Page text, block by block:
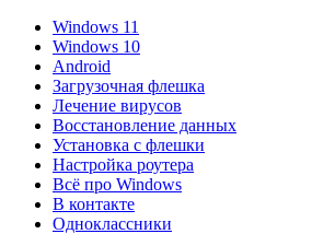
Windows 11
Windows 10
Android
Загрузочная флешка
Лечение вирусов
Восстановление данных
Установка с флешки
Настройка роутера
Всё про Windows
В контакте
Одноклассники